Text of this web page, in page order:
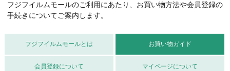
フジフイルムモールのご利用にあたり、お買い物方法や会員登録の
手続きについてご案内します。
フジフイルムモールとは お買い物ガイド
会員登録について マイページについて